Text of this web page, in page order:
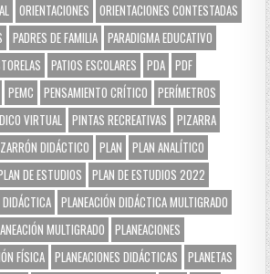
ORIENTACIONES
ORIENTACIONES CONTESTADAS
PADRES DE FAMILIA PARADIGMA EDUCATIVO
PATIOS ESCOLARES PDA PDF
PEMC PENSAMIENTO CRÍTICO
PERÍMETROS
VIRTUAL PINTAS RECREATIVAS
PIZARRA
DIDÁCTICO PLAN
PLAN ANALÍTICO
DE ESTUDIOS
PLAN DE ESTUDIOS 2022
DIDÁCTICA PLANEACIÓN DIDÁCTICA MULTIGRADO
MULTIGRADO
PLANEACIONES
FÍSICA PLANEACIONES DIDÁCTICAS
PLANETAS